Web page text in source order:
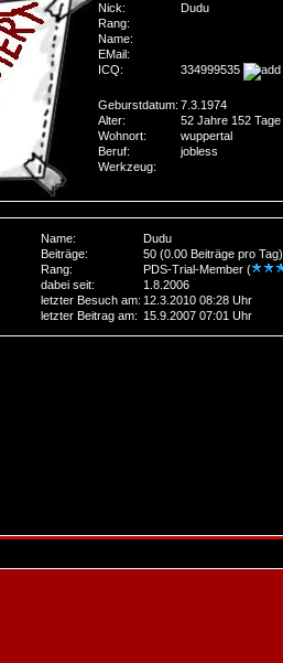
Nick:
Dudu
Rang:
Name:
EMail:
ICQ:
334999535
Geburstdatum: 7.3.1974
Alter:
52 Jahre 152 Tage
Wohnort:
wuppertal
Beruf:
jobless
Werkzeug:
Name:
Dudu
Beiträge:
50 (0.00 Beiträge pro Tag)
Rang:
PDS-Trial-Member (
dabei seit:
1.8.2006
letzter Besuch am: 12.3.2010 08:28 Uhr
letzter Beitrag am: 15.9.2007 07:01 Uhr